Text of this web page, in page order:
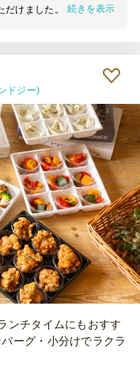
だけました。品数が豊富
は少し好みが分かれた
んでした。 ② 3種きのこ
感じました。お酒と一
、ノンアルの方も一定数
強めでした。 【サービ
たため、料理を並べる
方で、配達場所につい
所は何十年も前から存
れる場所ですが、注文
りました。当日も配達業
お手数をおかけしてしま
らだったため、人数分
ためにオプションを追加
に感じました。以前、都
額の店舗もあったため、
もう少し利用しやすい金
感じました。 【雰囲
テーブルに並べるだけで
パーティの雰囲気を一気
続きを表示
ドジー)
ンチタイムにもおすす
ーグ・小分けでラクラ